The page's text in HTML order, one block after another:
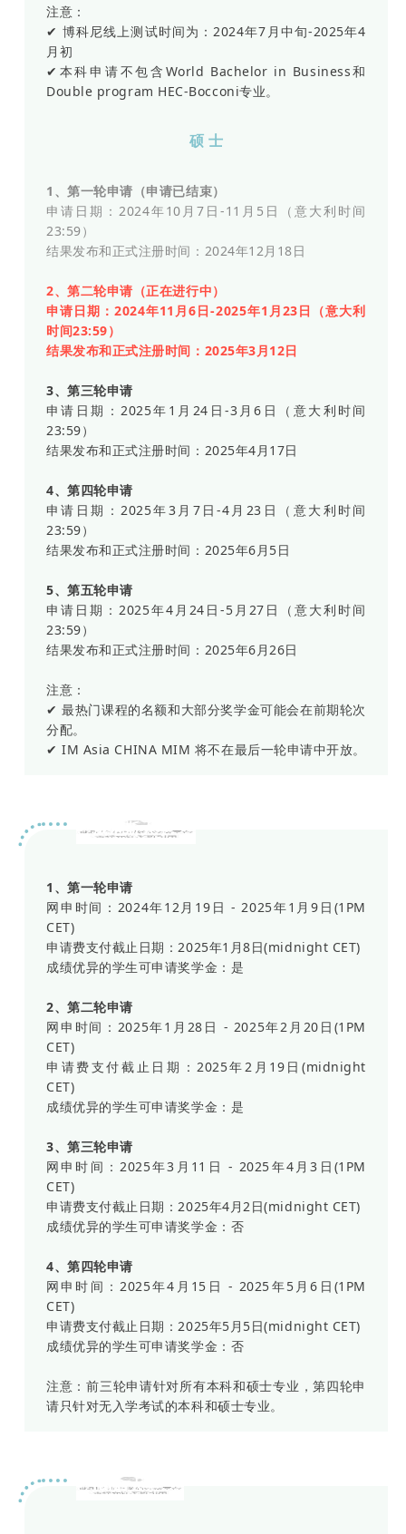
注意：
✔ 博科尼线上测试时间为：2024年7月中旬-2025年4
月初
✔本科申请不包含World Bachelor in Business和
Double program HEC-Bocconi专业。
硕 士
1、第一轮申请（申请已结束）
申请日期：2024年10月7日-11月5日（意大利时间
23:59）
结果发布和正式注册时间：2024年12月18日
2、第二轮申请（正在进行中）
申请日期：2024年11月6日-2025年1月23日（意大利
时间23:59）
结果发布和正式注册时间：2025年3月12日
3、第三轮申请
申请日期：2025年1月24日-3月6日（意大利时间
23:59）
结果发布和正式注册时间：2025年4月17日
4、第四轮申请
申请日期：2025年3月7日-4月23日（意大利时间
23:59）
结果发布和正式注册时间：2025年6月5日
5、第五轮申请
申请日期：2025年4月24日-5月27日（意大利时间
23:59）
结果发布和正式注册时间：2025年6月26日
注意：
✔ 最热门课程的名额和大部分奖学金可能会在前期轮次
分配。
✔ IM Asia CHINA MIM 将不在最后一轮申请中开放。
威尼斯大学
1、第一轮申请
网申时间：2024年12月19日 - 2025年1月9日(1PM
CET)
申请费支付截止日期：2025年1月8日(midnight CET)
成绩优异的学生可申请奖学金：是
2、第二轮申请
网申时间：2025年1月28日 - 2025年2月20日(1PM
CET)
申请费支付截止日期：2025年2月19日(midnight
CET)
成绩优异的学生可申请奖学金：是
3、第三轮申请
网申时间：2025年3月11日 - 2025年4月3日(1PM
CET)
申请费支付截止日期：2025年4月2日(midnight CET)
成绩优异的学生可申请奖学金：否
4、第四轮申请
网申时间：2025年4月15日 - 2025年5月6日(1PM
CET)
申请费支付截止日期：2025年5月5日(midnight CET)
成绩优异的学生可申请奖学金：否
注意：前三轮申请针对所有本科和硕士专业，第四轮申
请只针对无入学考试的本科和硕士专业。
luiss大学